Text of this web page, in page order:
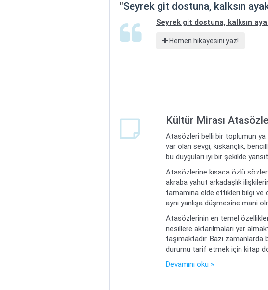
"Seyrek git dostuna, kalksın
Seyrek git dostuna, kalksın
Hemen hikayesini yaz!
Kültür Mirası
Atasözleri belli bir toplumun ya
var olan sevgi, kıskançlık,
bu duyguları iyi bir şekilde
Atasözlerine kısaca özlü sözler
akraba yahut arkadaşlık
tamamına elde ettikleri bilgi ve
aynı yanlışa düşmesine mani
Atasözlerinin en temel
nesillere aktarılmaları yer
taşımaktadır. Bazı
durumu tarif etmek için kitap
Devamını oku »